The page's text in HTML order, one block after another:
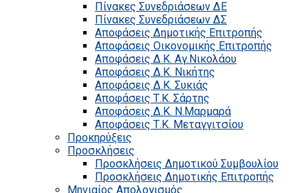
Πίνακες Συνεδριάσεων ΔΕ
Πίνακες Συνεδριάσεων ΔΣ
Αποφάσεις Δημοτικής Επιτροπής
Αποφάσεις Οικονομικής Επιτροπής
Αποφάσεις Δ.Κ. Αγ.Νικολάου
Αποφάσεις Δ.Κ. Νικήτης
Αποφάσεις Δ.Κ. Συκιάς
Αποφάσεις Τ.Κ. Σάρτης
Αποφάσεις Δ.Κ. Ν.Μαρμαρά
Αποφάσεις Τ.Κ. Μεταγγιτσίου
Προκηρύξεις
Προσκλήσεις
Προσκλήσεις Δημοτικού Συμβουλίου
Προσκλήσεις Δημοτικής Επιτροπής
Μηνιαίος Απολογισμός